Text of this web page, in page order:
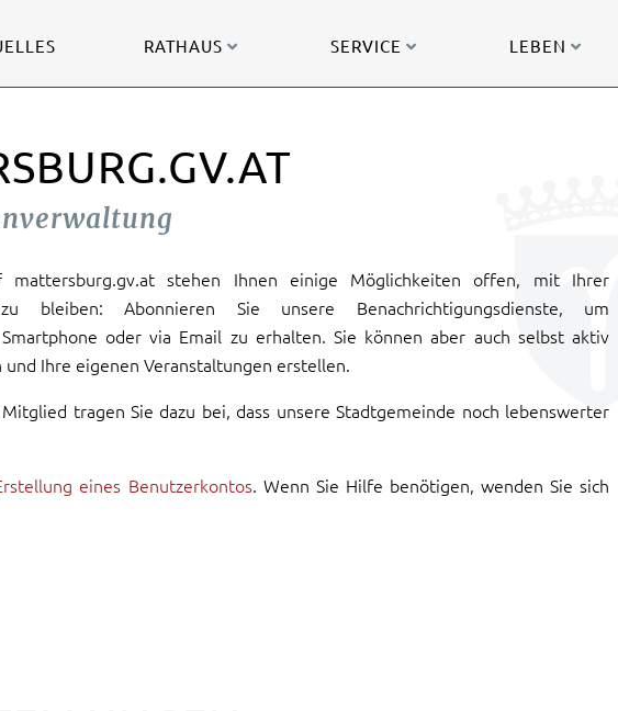
RATHAUS SERVICE LEBEN
mattersburg.gv.at stehen Ihnen einige Möglichkeiten offen, mit Ihrer
bleiben: Abonnieren Sie unsere Benachrichtigungsdienste, um
oder via Email zu erhalten. Sie können aber auch selbst aktiv
Ihre eigenen Veranstaltungen erstellen.
tragen Sie dazu bei, dass unsere Stadtgemeinde noch lebenswerter
eines Benutzerkontos. Wenn Sie Hilfe benötigen, wenden Sie sich